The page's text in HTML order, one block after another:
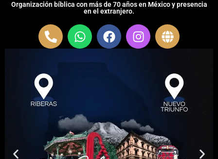
Organización bíblica con más de 70 años en México y presencia
en el extranjero.